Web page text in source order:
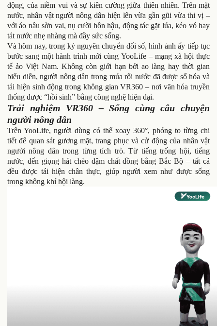
động, của niềm vui và sự kiên cường giữa thiên nhiên. Trên mặt
nước, nhân vật người nông dân hiện lên vừa gần gũi vừa thi vị –
với áo nâu sờn vai, nụ cười hồn hậu, động tác gặt lúa, kéo vó hay
tát nước nhẹ nhàng mà đầy sức sống.
Và hôm nay, trong kỷ nguyên chuyển đổi số, hình ảnh ấy tiếp tục
bước sang một hành trình mới cùng YooLife – mạng xã hội thực
tế ảo Việt Nam. Không còn giới hạn bởi ao làng hay thời gian
biểu diễn, người nông dân trong múa rối nước đã được số hóa và
tái hiện sinh động trong không gian VR360 – nơi văn hóa truyền
thống được “hồi sinh” bằng công nghệ hiện đại.
Trải nghiệm VR360 – Sống cùng câu chuyện
người nông dân
Trên YooLife, người dùng có thể xoay 360°, phóng to từng chi
tiết để quan sát gương mặt, trang phục và cử động của nhân vật
người nông dân trong từng tích trò. Từ tiếng trống hội, tiếng
nước, đến giọng hát chèo đậm chất đồng bằng Bắc Bộ – tất cả
đều được tái hiện chân thực, giúp người xem như được sống
trong không khí hội làng.